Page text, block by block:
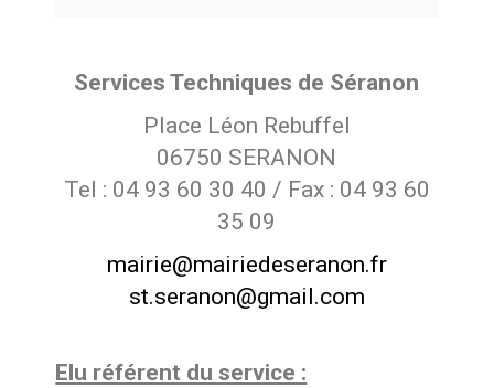
Services Techniques de Séranon
Place Léon Rebuffel
06750 SERANON
Tel : 04 93 60 30 40 / Fax : 04 93 60
35 09
mairie@mairiedeseranon.fr
st.seranon@gmail.com
Elu référent du service :